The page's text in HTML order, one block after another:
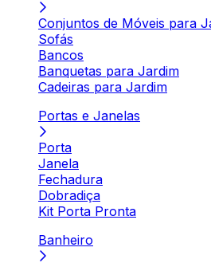
Conjuntos de Móveis para
Sofás
Bancos
Banquetas para Jardim
Cadeiras para Jardim
Portas e Janelas
Porta
Janela
Fechadura
Dobradiça
Kit Porta Pronta
Banheiro